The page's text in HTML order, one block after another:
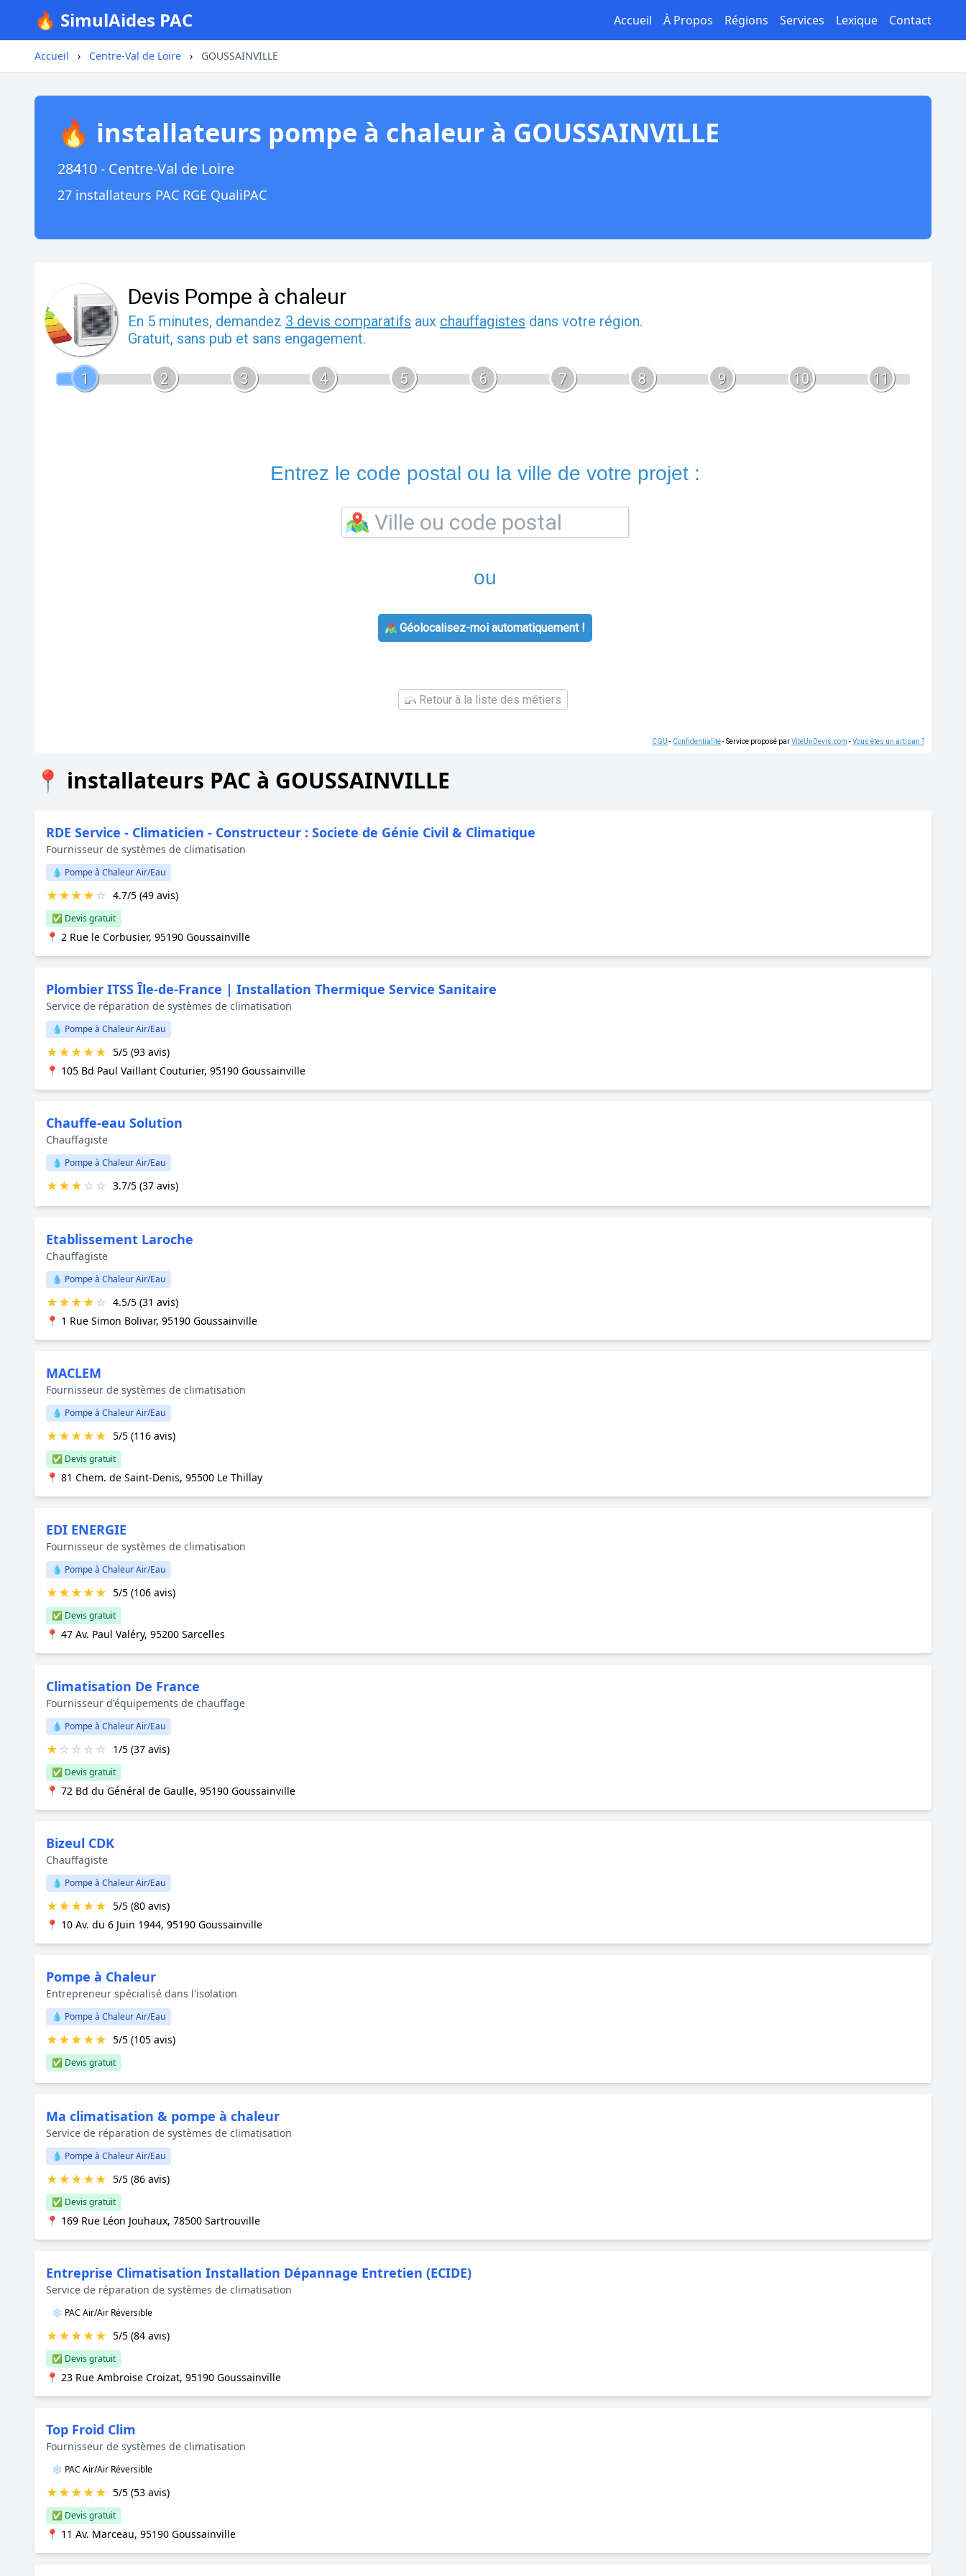
🔥 SimulAides PAC Accueil À Propos Régions Services Lexique Contact
Accueil › Centre-Val de Loire › GOUSSAINVILLE
🔥 installateurs pompe à chaleur à GOUSSAINVILLE
28410 - Centre-Val de Loire
27 installateurs PAC RGE QualiPAC
Devis Pompe à chaleur
En 5 minutes, demandez 3 devis comparatifs aux chauffagistes dans votre région.
Gratuit, sans pub et sans engagement.
1 2 3 4 5 6 7 8 9 10 11
Entrez le code postal ou la ville de votre projet :
ou
Géolocalisez-moi automatiquement !
Retour à la liste des métiers
CGU - Confidentialité- Service proposé parViteUnDevis.com -Vous êtes un artisan ?
📍 installateurs PAC à GOUSSAINVILLE
RDE Service - Climaticien - Constructeur : Societe de Génie Civil & Climatique
Fournisseur de systèmes de climatisation
💧 Pompe à Chaleur Air/Eau
★★★★☆ 4.7/5 (49 avis)
✅ Devis gratuit
📍 2 Rue le Corbusier, 95190 Goussainville
Plombier ITSS Île-de-France | Installation Thermique Service Sanitaire
Service de réparation de systèmes de climatisation
💧 Pompe à Chaleur Air/Eau
★★★★★ 5/5 (93 avis)
📍 105 Bd Paul Vaillant Couturier, 95190 Goussainville
Chauffe-eau Solution
Chauffagiste
💧 Pompe à Chaleur Air/Eau
★★★☆☆ 3.7/5 (37 avis)
Etablissement Laroche
Chauffagiste
💧 Pompe à Chaleur Air/Eau
★★★★☆ 4.5/5 (31 avis)
📍 1 Rue Simon Bolivar, 95190 Goussainville
MACLEM
Fournisseur de systèmes de climatisation
💧 Pompe à Chaleur Air/Eau
★★★★★ 5/5 (116 avis)
✅ Devis gratuit
📍 81 Chem. de Saint-Denis, 95500 Le Thillay
EDI ENERGIE
Fournisseur de systèmes de climatisation
💧 Pompe à Chaleur Air/Eau
★★★★★ 5/5 (106 avis)
✅ Devis gratuit
📍 47 Av. Paul Valéry, 95200 Sarcelles
Climatisation De France
Fournisseur d'équipements de chauffage
💧 Pompe à Chaleur Air/Eau
★☆☆☆☆ 1/5 (37 avis)
✅ Devis gratuit
📍 72 Bd du Général de Gaulle, 95190 Goussainville
Bizeul CDK
Chauffagiste
💧 Pompe à Chaleur Air/Eau
★★★★★ 5/5 (80 avis)
📍 10 Av. du 6 Juin 1944, 95190 Goussainville
Pompe à Chaleur
Entrepreneur spécialisé dans l'isolation
💧 Pompe à Chaleur Air/Eau
★★★★★ 5/5 (105 avis)
✅ Devis gratuit
Ma climatisation & pompe à chaleur
Service de réparation de systèmes de climatisation
💧 Pompe à Chaleur Air/Eau
★★★★★ 5/5 (86 avis)
✅ Devis gratuit
📍 169 Rue Léon Jouhaux, 78500 Sartrouville
Entreprise Climatisation Installation Dépannage Entretien (ECIDE)
Service de réparation de systèmes de climatisation
❄️ PAC Air/Air Réversible
★★★★★ 5/5 (84 avis)
✅ Devis gratuit
📍 23 Rue Ambroise Croizat, 95190 Goussainville
Top Froid Clim
Fournisseur de systèmes de climatisation
❄️ PAC Air/Air Réversible
★★★★★ 5/5 (53 avis)
✅ Devis gratuit
📍 11 Av. Marceau, 95190 Goussainville